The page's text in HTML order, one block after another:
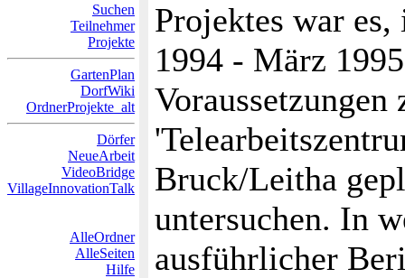
Suchen
Teilnehmer
Projekte
GartenPlan
DorfWiki
OrdnerProjekte_alt
Dörfer
NeueArbeit
VideoBridge
VillageInnovationTalk
AlleOrdner
AlleSeiten
Hilfe
Projektes war
1994 - März
Bruck/Leitha
untersuchen. In
ausführlicher